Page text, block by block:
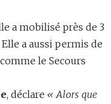
a mobilisé près de 3
a aussi permis de
le Secours
, déclare « Alors que